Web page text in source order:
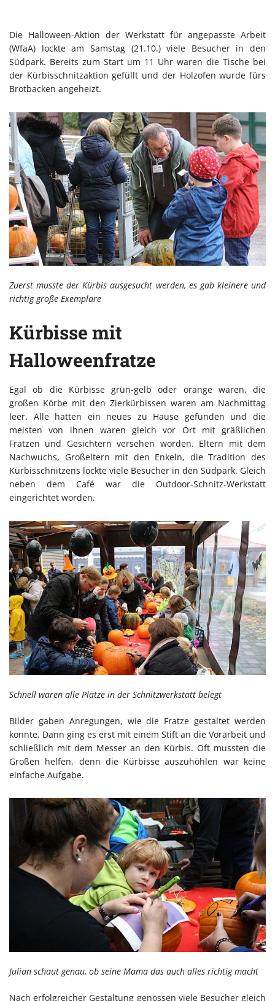
Die Halloween-Aktion der Werkstatt für angepasste Arbeit
(WfaA) lockte am Samstag (21.10.) viele Besucher in den
Südpark. Bereits zum Start um 11 Uhr waren die Tische bei
der Kürbisschnitzaktion gefüllt und der Holzofen wurde fürs
Brotbacken angeheizt.
Zuerst musste der Kürbis ausgesucht werden, es gab kleinere und
richtig große Exemplare
Kürbisse mit
Halloweenfratze
Egal ob die Kürbisse grün-gelb oder orange waren, die
großen Körbe mit den Zierkürbissen waren am Nachmittag
leer. Alle hatten ein neues zu Hause gefunden und die
meisten von ihnen waren gleich vor Ort mit gräßlichen
Fratzen und Gesichtern versehen worden. Eltern mit dem
Nachwuchs, Großeltern mit den Enkeln, die Tradition des
Kürbisschnitzens lockte viele Besucher in den Südpark. Gleich
neben dem Café war die Outdoor-Schnitz-Werkstatt
eingerichtet worden.
Schnell waren alle Plätze in der Schnitzwerkstatt belegt
Bilder gaben Anregungen, wie die Fratze gestaltet werden
konnte. Dann ging es erst mit einem Stift an die Vorarbeit und
schließlich mit dem Messer an den Kürbis. Oft mussten die
Großen helfen, denn die Kürbisse auszuhöhlen war keine
einfache Aufgabe.
Julian schaut genau, ob seine Mama das auch alles richtig macht
Nach erfolgreicher Gestaltung genossen viele Besucher gleich